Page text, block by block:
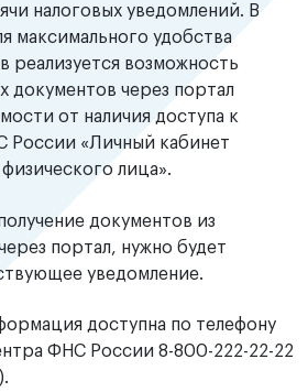
налоговых уведомлений. В
максимального удобства
реализуется возможность
документов через портал
от наличия доступа к
России «Личный кабинет
лица».
документов из
портал, нужно будет
уведомление.
доступна по телефону
ФНС России 8-800-222-22-22